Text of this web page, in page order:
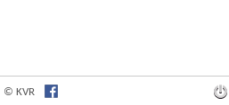
© KVR